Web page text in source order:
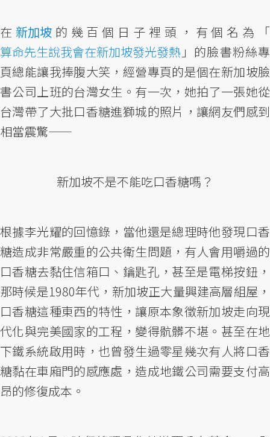
在 新加坡的幾百個日子裡頭，有個名為「
算命先生說我會在新加坡發光發熱 」的臉書粉絲專
頁總能讓我捧腹大笑，經營專頁的是個在新加坡臉
書公司上班的台灣女生。有一次，她拍了一張她從
台灣帶了大批口香糖進獅城的照片，讓網友們感到
相當震驚——
新加坡不是不能吃口香糖嗎？
根據李光耀的回憶錄，當他還是總理時他發現口香
糖造成非常嚴重的公共衛生問題，有人會用嚼過的
口香糖去黏住信箱口、鑰匙孔，甚至是電梯按鈕，
那時候是1980年代，新加坡正大量興建高層組屋，
口香糖這種東西的特性，讓原本象徵新加坡走向現
代化與完美國家的工程，變得骯髒不堪。甚至在地
下鐵系統啟用時，也曾發生過零星幾次有人將口香
糖黏在車廂門的感應處，造成地鐵公司需要支付高
昂的修復成本。